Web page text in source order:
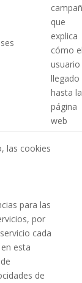
que
explica
cómo
usuario
llegado
hasta la
página
web
las cookies
para las
por
cada
esta
de